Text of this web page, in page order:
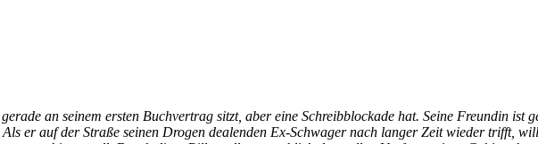
an seinem ersten Buchvertrag sitzt, aber eine Schreibblockade hat. Seine Freundin ist
er auf der Straße seinen Drogen dealenden Ex-Schwager nach langer Zeit wieder trifft,